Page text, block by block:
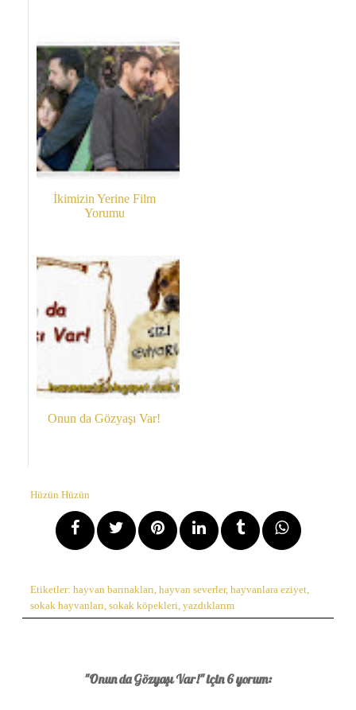
İkimizin Yerine Film
Yorumu
Onun da Gözyaşı Var!
Hüzün Hüzün
Etiketler: hayvan barınakları, hayvan severler, hayvanlara eziyet,
sokak hayvanları, sokak köpekleri, yazdıklarım
"Onun da Gözyaşı Var!" için 6 yorum: